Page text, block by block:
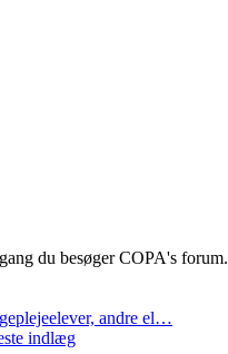
du besøger COPA's forum.
andre el…
indlæg